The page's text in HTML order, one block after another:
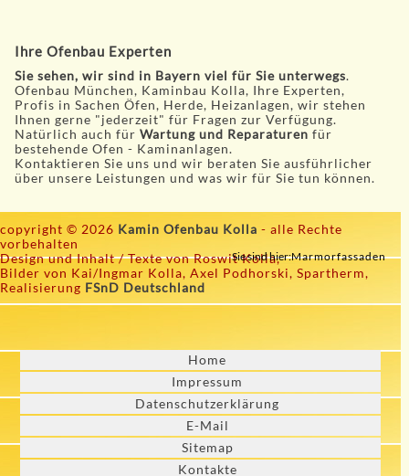
Ihre Ofenbau Experten
Sie sehen, wir sind in Bayern viel für Sie unterwegs.
Ofenbau München, Kaminbau Kolla, Ihre Experten,
Profis in Sachen Öfen, Herde, Heizanlagen, wir stehen
Ihnen gerne "jederzeit" für Fragen zur Verfügung.
Natürlich auch fürWartung und Reparaturen für
bestehende Ofen - Kaminanlagen.
Kontaktieren Sie uns und wir beraten Sie ausführlicher
über unsere Leistungen und was wir für Sie tun können.
copyright © 2026 Kamin Ofenbau Kolla - alle Rechte
vorbehalten
Design und Inhalt / Texte von Roswit Kolla,
Bilder von Kai/Ingmar Kolla, Axel Podhorski, Spartherm,
Realisierung FSnD Deutschland
Sie sind hier:Marmorfassaden
Home
Impressum
Datenschutzerklärung
E-Mail
Sitemap
Kontakte